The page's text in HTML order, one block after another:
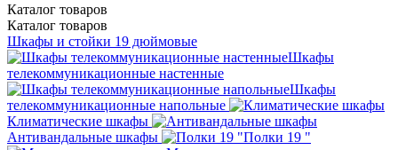
Каталог товаров
Каталог товаров
Шкафы и стойки 19 дюймовые
Шкафы
телекоммуникационные настенные
Шкафы
телекоммуникационные напольные
Климатические шкафы
Антивандальные шкафы
Полки 19 "